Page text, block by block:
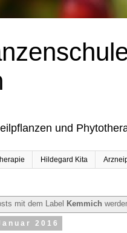
und
Hildegard Kita
mit dem Label Kemmich
2016